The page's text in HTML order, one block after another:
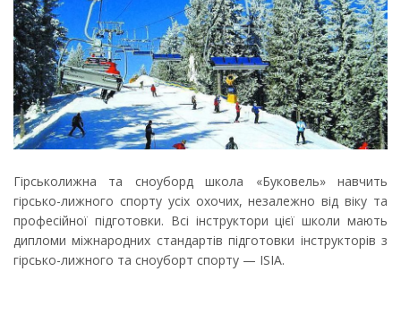
Гірськолижна та сноуборд школа «Буковель» навчить
гірсько-лижного спорту усіх охочих, незалежно від віку та
професійної підготовки. Всі інструктори цієї школи мають
дипломи міжнародних стандартів підготовки інструкторів з
гірсько-лижного та сноуборт спорту — ISIA.